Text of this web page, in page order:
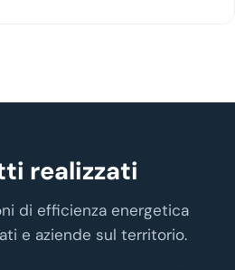
realizzati
di efficienza energetica
e aziende sul territorio.